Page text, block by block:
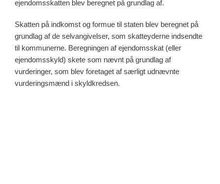
ejendomsskatten blev beregnet på grundlag af.
Skatten på indkomst og formue til staten blev beregnet på
grundlag af de selvangivelser, som skatteyderne indsendte
til kommunerne. Beregningen af ejendomsskat (eller
ejendomsskyld) skete som nævnt på grundlag af
vurderinger, som blev foretaget af særligt udnævnte
vurderingsmænd i skyldkredsen.